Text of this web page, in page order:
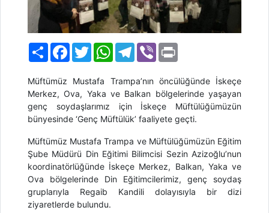
PaylaşFacebook
TwitterWhatsAppTelegram
Viber
Müftümüz Mustafa Trampa’nın öncülüğünde İskeçe
Merkez, Ova, Yaka ve Balkan bölgelerinde yaşayan
genç soydaşlarımız için İskeçe Müftülüğümüzün
bünyesinde ‘Genç Müftülük’ faaliyete geçti.
Müftümüz Mustafa Trampa ve Müftülüğümüzün Eğitim
Şube Müdürü Din Eğitimi Bilimcisi Sezin Azizoğlu’nun
koordinatörlüğünde İskeçe Merkez, Balkan, Yaka ve
Ova bölgelerinde Din Eğitimcilerimiz, genç soydaş
gruplarıyla Regaib Kandili dolayısıyla bir dizi
ziyaretlerde bulundu.